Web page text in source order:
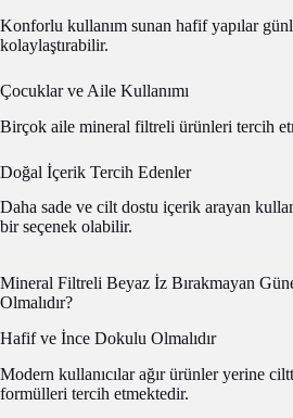
Konforlu kullanım sunan hafif yapılar
kolaylaştırabilir.
Çocuklar ve Aile Kullanımı
Birçok aile mineral filtreli ürünleri tercih
Doğal İçerik Tercih Edenler
Daha sade ve cilt dostu içerik arayan
bir seçenek olabilir.
Mineral Filtreli Beyaz İz Bırakmayan
Olmalıdır?
Hafif ve İnce Dokulu Olmalıdır
Modern kullanıcılar ağır ürünler yerine
formülleri tercih etmektedir.